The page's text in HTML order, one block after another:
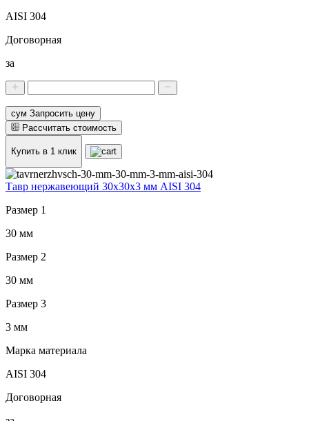
AISI 304
Договорная
за
сум Запросить цену
Рассчитать стоимость
Купить в 1 клик
Тавр нержавеющий 30x30x3 мм AISI 304
Размер 1
30 мм
Размер 2
30 мм
Размер 3
3 мм
Марка материала
AISI 304
Договорная